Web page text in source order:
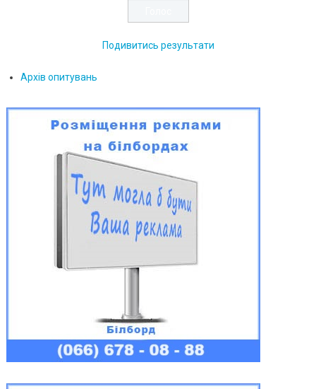
Подивитись результати
Архів опитувань